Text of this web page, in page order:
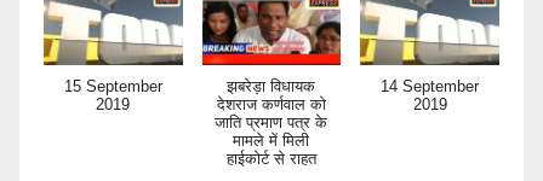
15 September
2019
झबरेड़ा विधायक
देशराज कर्णवाल को
जाति प्रमाण पत्र के
मामले में मिली
हाईकोर्ट से राहत
14 September
2019